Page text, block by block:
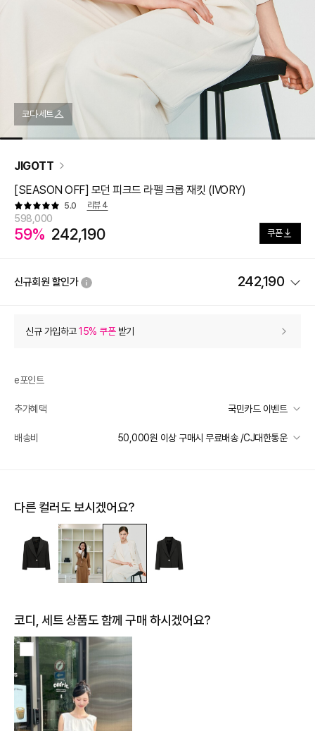
코디·세트
JIGOTT
[SEASON OFF] 모던 피크드 라펠 크롭 재킷 (IVORY)
5.0 리뷰 4
598,000
59% 242,190 쿠폰
신규회원 할인가 242,190
상품 할인 (자동적용)
상품 쿠폰 할인 - 26,910
[지고트(OUTLET)] 8월 10% 쿠폰 - 26910
받기 [썸머 피날레] 바바패션
프리미엄 웰컴쿠폰팩 (15%, 최대 10만원)
추가 할인
바바캐시 1% 할인
신규 가입하고15% 쿠폰받기
e포인트
추가혜택 국민카드 이벤트
국민카드 이벤트
배송비 50,000원 이상 구매시 무료배송 /CJ대한통운
제주 도서산간 지역
배송 가능 지역
다른 컬러도 보시겠어요?
코디, 세트 상품도 함께 구매 하시겠어요?